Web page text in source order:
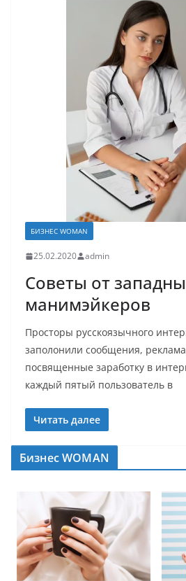
БИЗНЕС WOMAN
25.02.2020 admin
Советы от
манимэйкеров
Просторы русскоязычного
заполонили сообщения,
посвященные заработку в
каждый пятый пользователь в
Читать далее
Бизнес WOMAN